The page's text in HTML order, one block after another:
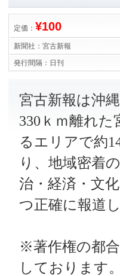
定価： ¥100
新聞社： 宮古新報
発行間隔： 日刊
宮古新報は沖
330ｋｍ離れ
るエリアで約
り、地域密着
治・経済・文
つ正確に報道
※著作権の都
しております